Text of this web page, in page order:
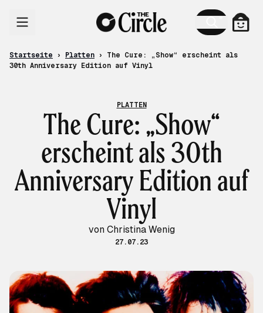
Startseite › Platten ›
The Cure: „Show“ erscheint als
30th Anniversary Edition auf Vinyl
PLATTEN
The Cure: „Show“
erscheint als 30th
Anniversary Edition auf
Vinyl
von Christina Wenig
27.07.23